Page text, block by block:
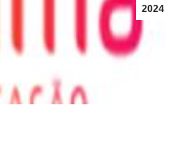
2024